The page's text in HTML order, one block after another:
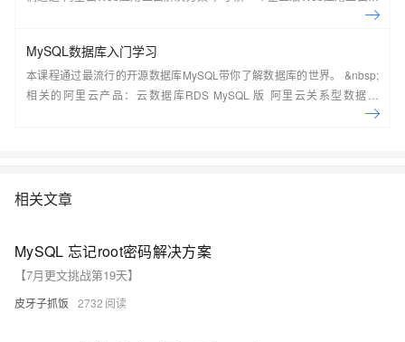
MySQL数据库入门学习
本课程通过最流行的开源数据库MySQL带你了解数据库的世界。 &nbsp;
相关的阿里云产品：云数据库RDS MySQL 版 阿里云关系型数据库
RDS（Relational Database Service）是一种稳定可靠、可弹性伸缩的在
相关文章
MySQL 忘记root密码解决方案
【7月更文挑战第19天】
皮牙子抓饭 2732